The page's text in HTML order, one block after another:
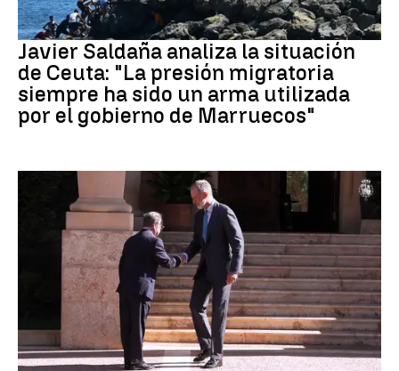
Crisis migratoria Ceuta
Javier Saldaña analiza la situación
de Ceuta: "La presión migratoria
siempre ha sido un arma utilizada
por el gobierno de Marruecos"
Crisis Migratoria